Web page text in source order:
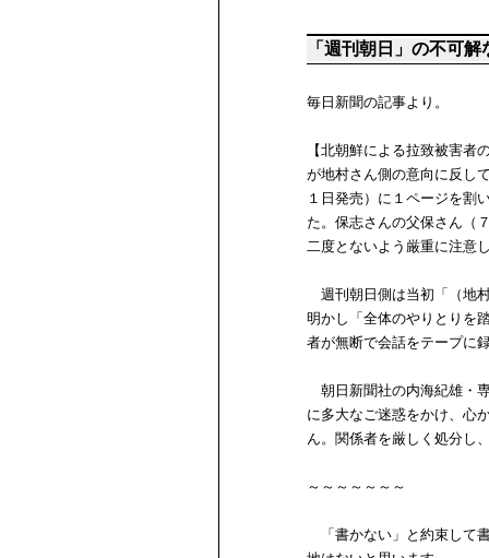
「週刊朝日」の不可
毎日新聞の記事より。
【北朝鮮による拉致被害
が地村さん側の意向に反し
１日発売）に１ページを割
た。保志さんの父保さん（
二度とないよう厳重に注意
週刊朝日側は当初「（地
明かし「全体のやりとりを
者が無断で会話をテープに
朝日新聞社の内海紀雄・
に多大なご迷惑をかけ、心
ん。関係者を厳しく処分し
～～～～～～～
「書かない」と約束して